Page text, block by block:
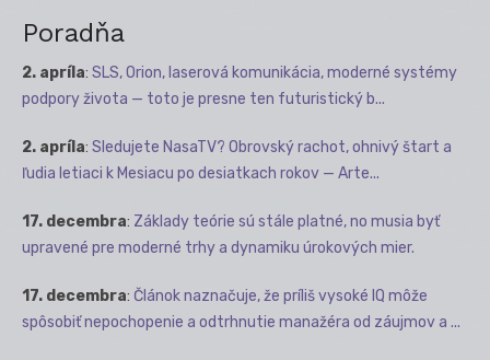
Poradňa
2. apríla: SLS, Orion, laserová komunikácia, moderné systémy
podpory života — toto je presne ten futuristický b...
2. apríla: Sledujete NasaTV? Obrovský rachot, ohnivý štart a
ľudia letiaci k Mesiacu po desiatkach rokov — Arte...
17. decembra: Základy teórie sú stále platné, no musia byť
upravené pre moderné trhy a dynamiku úrokových mier.
17. decembra: Článok naznačuje, že príliš vysoké IQ môže
spôsobiť nepochopenie a odtrhnutie manažéra od záujmov a ...